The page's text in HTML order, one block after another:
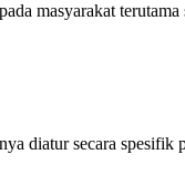
masyarakat terutama
diatur secara spesifik